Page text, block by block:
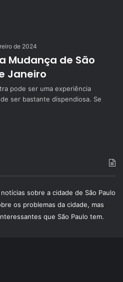
de 2024
Mudança de São
Janeiro
pode ser uma experiência
ser bastante dispendiosa. Se
sobre a cidade de São Paulo
os problemas da cidade, mas
que São Paulo tem.